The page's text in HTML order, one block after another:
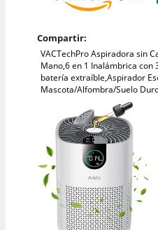
Compartir:
VACTechPro Aspiradora sin
Mano,6 en 1 Inalámbrica con
batería extraíble,Aspirador
Mascota/Alfombra/Suelo